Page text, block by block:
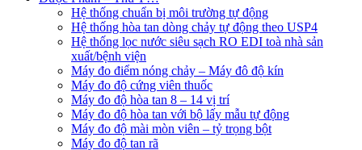
Hệ thống chuẩn bị môi trường tự động
Hệ thống hòa tan dòng chảy tự động theo USP4
Hệ thống lọc nước siêu sạch RO EDI​​ toà nhà sản
xuất/bệnh viện
Máy đo điểm nóng chảy – Máy đô độ kín
Máy đo độ cứng viên thuốc
Máy đo độ hòa tan 8 – 14 vị trí
Máy đo độ hòa tan với bộ lấy mẫu tự động
Máy đo độ mài mòn viên – tỷ trọng bột
Máy đo độ tan rã